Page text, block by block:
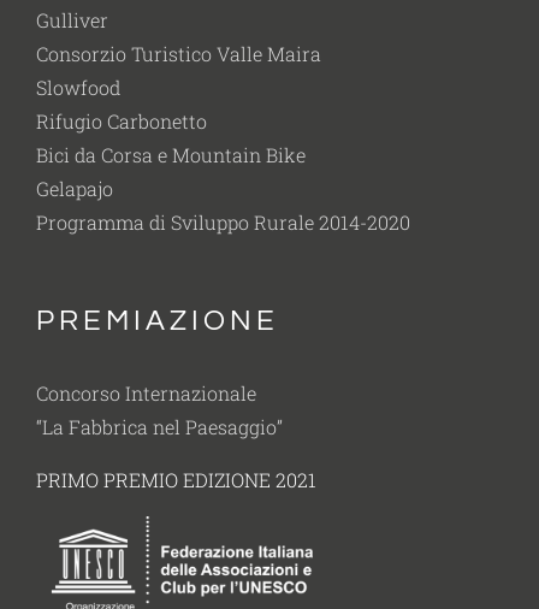
Gulliver
Consorzio Turistico Valle Maira
Slowfood
Rifugio Carbonetto
Bici da Corsa e Mountain Bike
Gelapajo
Programma di Sviluppo Rurale 2014-2020
PREMIAZIONE
Concorso Internazionale
“La Fabbrica nel Paesaggio”
PRIMO PREMIO EDIZIONE 2021